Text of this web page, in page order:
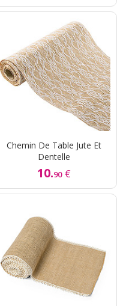
Chemin De Table Jute Et
Dentelle
10.90 €